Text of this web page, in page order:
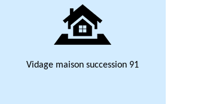
Vidage maison succession 91